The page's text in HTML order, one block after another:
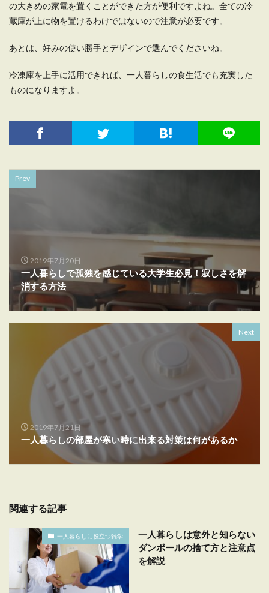
の大きめの家電を置くことができた方が便利ですよね。全ての冷
蔵庫が上に物を置けるわけではないので注意が必要です。
あとは、好みの使い勝手とデザインで選んでくださいね。
冷凍庫を上手に活用できれば、一人暮らしの食生活でも充実した
ものになりますよ。
Prev
2019年7月20日
一人暮らしで孤独を感じている大学生必見！寂しさを解
消する方法
Next
2019年7月21日
一人暮らしの部屋が寒い時に出来る対策は何があるか
関連する記事
一人暮らしに役立つ雑学
一人暮らしは意外と知らない
ダンボールの捨て方と注意点
を解説